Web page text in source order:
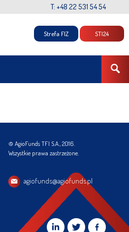
T: +48 22 531 54 54
Strefa FIZ STI24
© AgioFunds TFI S.A., 2016.
Wszystkie prawa zastrzeżone.
agiofunds@agiofunds.pl